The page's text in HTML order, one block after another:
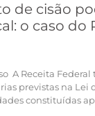
de cisão
o caso do
A Receita
previstas na Lei
constituídas